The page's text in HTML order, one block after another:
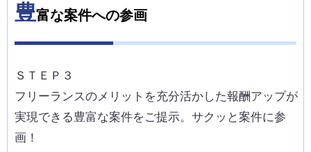
豊富な案件への参画
ＳＴＥＰ３
フリーランスのメリットを充分活かした報酬アップが
実現できる豊富な案件をご提示。サクッと案件に参
画！